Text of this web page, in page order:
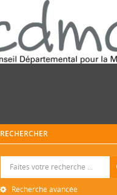
RECHERCHER
Recherche avancée